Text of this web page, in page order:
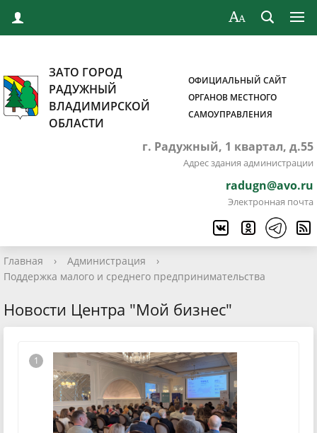
ЗАТО ГОРОД
РАДУЖНЫЙ
ВЛАДИМИРСКОЙ
ОБЛАСТИ
ОФИЦИАЛЬНЫЙ САЙТ
ОРГАНОВ МЕСТНОГО
САМОУПРАВЛЕНИЯ
г. Радужный, 1 квартал, д.55
Адрес здания администрации
radugn@avo.ru
Электронная почта
Главная › Администрация
›
Поддержка малого и среднего предпринимательства
Новости Центра "Мой бизнес"